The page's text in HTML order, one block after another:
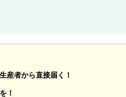
産者から直接届く！
！